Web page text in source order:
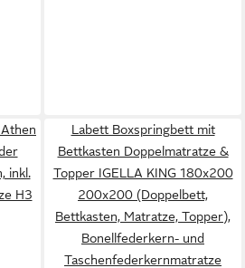
inkl.
H3
Labett Boxspringbett mit
Bettkasten Doppelmatratze &
Topper IGELLA KING 180x200
200x200 (Doppelbett,
Bettkasten, Matratze, Topper),
Bonellfederkern- und
Taschenfederkernmatratze